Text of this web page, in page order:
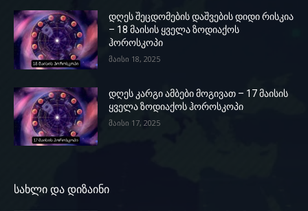
დღეს შეცდომების დაშვების დიდი რისკია
– 18 მაისის ყველა ზოდიაქოს
ჰოროსკოპი
მაისი 18, 2025
დღეს კარგი ამბები მოგივათ – 17 მაისის
ყველა ზოდიაქოს ჰოროსკოპი
მაისი 17, 2025
სახლი და დიზაინი